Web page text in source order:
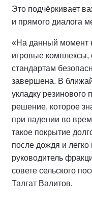
Это подчёркивает
и прямого диалога
«На данный момент
игровые
стандартам
завершена. В
укладку
решение, которое
при падении во
такое покрытие
после дождя и
руководитель
совете сельского
Талгат Валитов.